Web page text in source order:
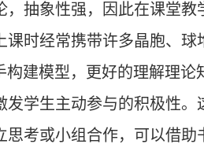
抽象性强，因此在课堂
时经常携带许多晶胞、
建模型，更好的理解理论
学生主动参与的积极性
思考或小组合作，可以借